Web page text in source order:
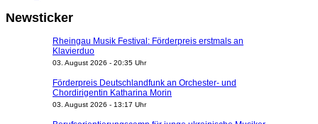
Newsticker
Rheingau Musik Festival: Förderpreis erstmals an
Klavierduo
03. August 2026 - 20:35 Uhr
Förderpreis Deutschlandfunk an Orchester- und
Chordirigentin Katharina Morin
03. August 2026 - 13:17 Uhr